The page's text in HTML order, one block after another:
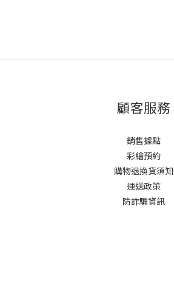
顧客服務
銷售據點
彩繪預約
購物退換貨須知
運送政策
防詐騙資訊